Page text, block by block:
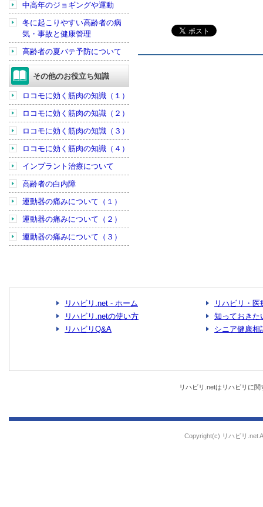
中高年のジョギングや運動
冬に起こりやすい高齢者の病
気・事故と健康管理
高齢者の夏バテ予防について
その他のお役立ち知識
ロコモに効く筋肉の知識（１）
ロコモに効く筋肉の知識（２）
ロコモに効く筋肉の知識（３）
ロコモに効く筋肉の知識（４）
インプラント治療について
高齢者の白内障
運動器の痛みについて（１）
運動器の痛みについて（２）
運動器の痛みについて（３）
リハビリ.net - ホーム
リハビリ.netの使い方
リハビリQ&A
リハビリ・医
知っておきた
シニア健康相
リハビリ.netはリハビリに
Copyright(c) リハビリ.net